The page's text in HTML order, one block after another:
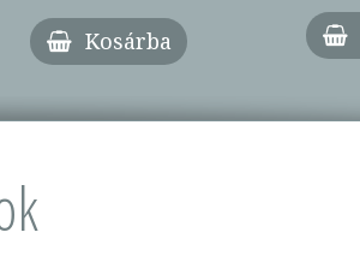
Kosárba